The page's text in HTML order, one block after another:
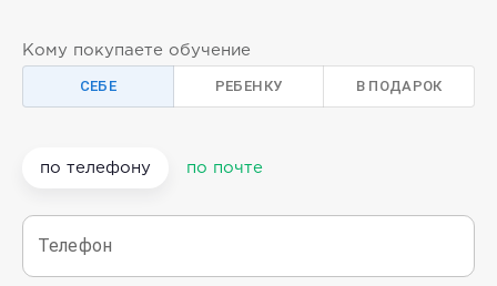
Кому покупаете обучение
СЕБЕ РЕБЕНКУ В ПОДАРОК
по телефону по почте
Телефон